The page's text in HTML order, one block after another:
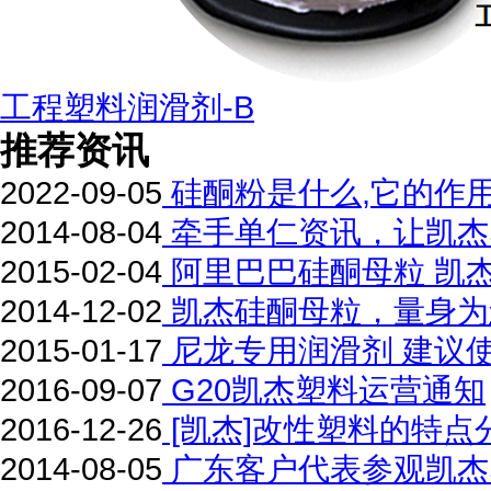
工程塑料润滑剂-B
推荐资讯
2022-09-05 硅酮粉是什么,它的作
2014-08-04 牵手单仁资讯，让凯
2015-02-04 阿里巴巴硅酮母粒 凯
2014-12-02 凯杰硅酮母粒，量身
2015-01-17 尼龙专用润滑剂 建议
2016-09-07 G20凯杰塑料运营通知
2016-12-26 [凯杰]改性塑料的特点
2014-08-05 广东客户代表参观凯